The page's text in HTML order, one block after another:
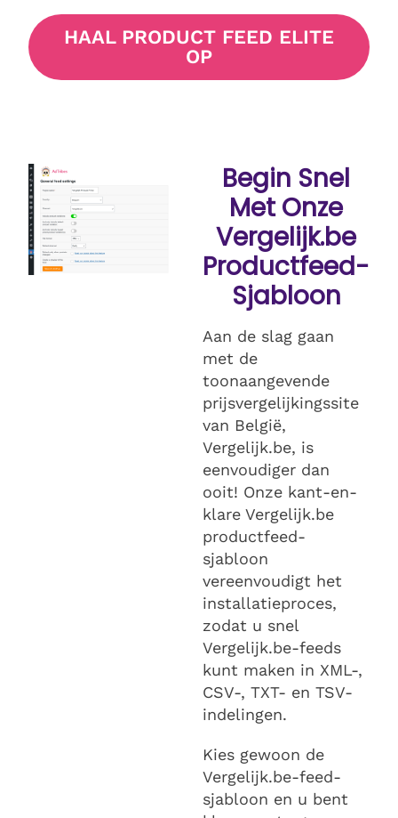
HAAL PRODUCT FEED ELITE
OP
Begin Snel
Met Onze
Vergelijk.be
Productfeed-
Sjabloon
Aan de slag gaan
met de
toonaangevende
prijsvergelijkingssite
van België,
Vergelijk.be, is
eenvoudiger dan
ooit! Onze kant-en-
klare Vergelijk.be
productfeed-
sjabloon
vereenvoudigt het
installatieproces,
zodat u snel
Vergelijk.be-feeds
kunt maken in XML-,
CSV-, TXT- en TSV-
indelingen.
Kies gewoon de
Vergelijk.be-feed-
sjabloon en u bent